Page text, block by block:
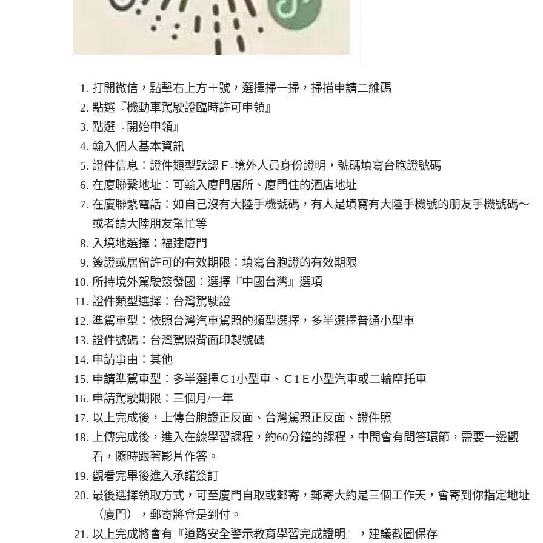
打開微信，點擊右上方＋號，選擇掃一掃，掃描申請二維碼
點選『機動車駕駛證臨時許可申領』
點選『開始申領』
輸入個人基本資訊
證件信息：證件類型默認Ｆ-境外人員身份證明，號碼填寫台胞證號碼
在廈聯繫地址：可輸入廈門居所、廈門住的酒店地址
在廈聯繫電話：如自己沒有大陸手機號碼，有人是填寫有大陸手機號的朋友手機號碼～
或者請大陸朋友幫忙等
入境地選擇：福建廈門
簽證或居留許可的有效期限：填寫台胞證的有效期限
所持境外駕駛簽發國：選擇『中國台灣』選項
證件類型選擇：台灣駕駛證
準駕車型：依照台灣汽車駕照的類型選擇，多半選擇普通小型車
證件號碼：台灣駕照背面印製號碼
申請事由：其他
申請準駕車型：多半選擇Ｃ1小型車、Ｃ1Ｅ小型汽車或二輪摩托車
申請駕駛期限：三個月/一年
以上完成後，上傳台胞證正反面、台灣駕照正反面、證件照
上傳完成後，進入在線學習課程，約60分鐘的課程，中間會有問答環節，需要一邊觀
看，隨時跟著影片作答。
觀看完畢後進入承諾簽訂
最後選擇領取方式，可至廈門自取或郵寄，郵寄大約是三個工作天，會寄到你指定地址
（廈門），郵寄將會是到付。
以上完成將會有『道路安全警示教育學習完成證明』，建議截圖保存